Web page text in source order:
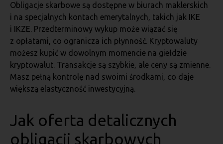
Obligacje skarbowe są dostępne w biurach maklerskich
i na specjalnych kontach emerytalnych, takich jak IKE
i IKZE. Przedterminowy wykup może wiązać się
z opłatami, co ogranicza ich płynność. Kryptowaluty
możesz kupić w dowolnym momencie na giełdzie
kryptowalut. Transakcje są szybkie, ale ceny są zmienne.
Masz pełną kontrolę nad swoimi środkami, co daje
większą elastyczność inwestycyjną.
Jak oferta detalicznych
obligacji skarbowych